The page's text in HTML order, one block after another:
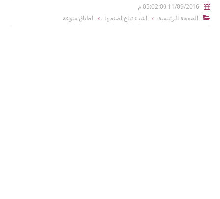
 11/09/2016 05:02:00 م
 الصفحة الرئيسية اشياء تباع اصنعيها اطباق منوعة